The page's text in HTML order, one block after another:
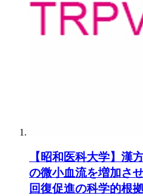
【昭和医科大学】漢
の微小血流を増加さ
回復促進の科学的根